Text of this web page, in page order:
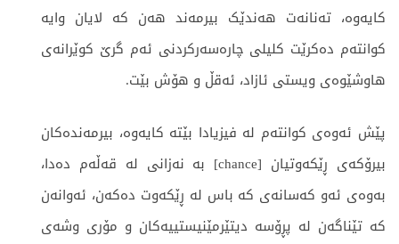
کایەوە، تەنانەت هەندێک بیرمەند هەن کە لایان وایە
کوانتەم دەکرێت کلیلی چارەسەرکردنی ئەم گرێ کوێرانەی
هاوشێوەی ویستی ئازاد، ئەقڵ و هۆش بێت.
پێش ئەوەی کوانتەم لە فیزیادا بێتە کایەوە، بیرمەندەکان
بیرۆکەی ڕێکەوتیان [chance] بە نەزانی لە قەڵەم دەدا،
بەوەی ئەو کەسانەی کە باس لە ڕێکەوت دەکەن، ئەوانەن
کە تێناگەن لە پڕۆسە دیتێرمێنیستییەکان و مۆری وشەی